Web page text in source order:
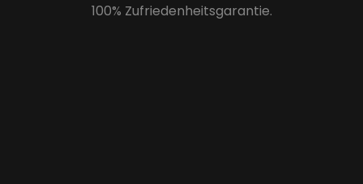
100% Zufriedenheitsgarantie.